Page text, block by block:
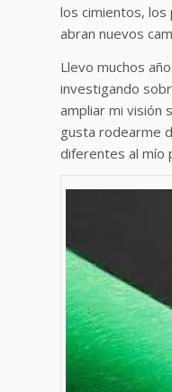
los cimientos, los
abran nuevos
Llevo muchos
investigando
ampliar mi visión
gusta rodearme
diferentes al mío